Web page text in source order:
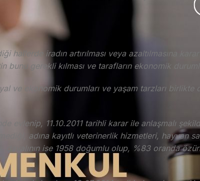
hallerde iradın artırılması veya azaltılmasına
gerekli kılması ve tarafların ekonomik
ve ekonomik durumları ve yaşam tarzları birlikte
11.10.2011 tarihli karar ile anlaşmalı şekilde
adına kayıtlı veterinerlik hizmetleri, hayvan
davalının ise 1958 doğumlu olup, %83 oranda